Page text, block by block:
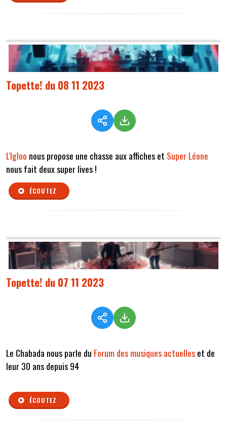
Topette! du 08 11 2023
L'Igloo nous propose une chasse aux affiches et Super Léone
nous fait deux super lives !
ÉCOUTEZ
Topette! du 07 11 2023
Le Chabada nous parle du Forum des musiques actuelleset de
leur 30 ans depuis 94
ÉCOUTEZ